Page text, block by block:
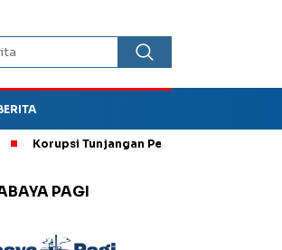
Korupsi Tunjangan Perumahan DPRD
PAGI